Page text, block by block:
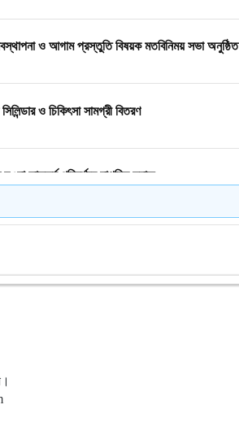
ও আগাম প্রস্তুতি বিষয়ক মতবিনিময় সভা অনুষ্ঠিত
ও চিকিৎসা সামগ্রী বিতরণ
হওয়া ভাস্কর্য পরিদর্শনে নাগরিক সমাজ
উদ্যোগে শিক্ষার্থীদের মাঝে শিক্ষা উপকরণ বিতরণ
১১ দলীয় ঐক্যজোটের মিছিল ও সমাবেশ